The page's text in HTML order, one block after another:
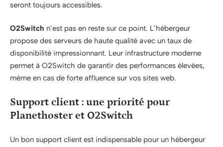
seront toujours accessibles.
O2Switch n’est pas en reste sur ce point. L’hébergeur
propose des serveurs de haute qualité avec un taux de
disponibilité impressionnant. Leur infrastructure moderne
permet à O2Switch de garantir des performances élevées,
même en cas de forte affluence sur vos sites web.
Support client : une priorité pour
Planethoster et O2Switch
Un bon support client est indispensable pour un hébergeur